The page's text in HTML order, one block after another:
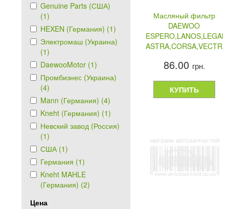
Genuine Parts (США)
(1)
HEXEN (Германия) (1)
Электромаш (Украина)
(1)
DaewooMotor (1)
Промбизнес (Украина)
(4)
Mann (Германия) (4)
Kneht (Германия) (1)
Невский завод (Россия)
(1)
США (1)
Германия (1)
Kneht MAHLE
(Германия) (2)
Цена
Масляный фильтр
DAEWOO
ASTRA,CORSA,VECTRA
86.00 грн.
КУПИТЬ